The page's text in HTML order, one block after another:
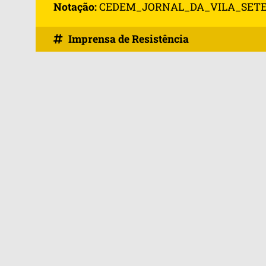
Notação:
Imprensa de Resistência